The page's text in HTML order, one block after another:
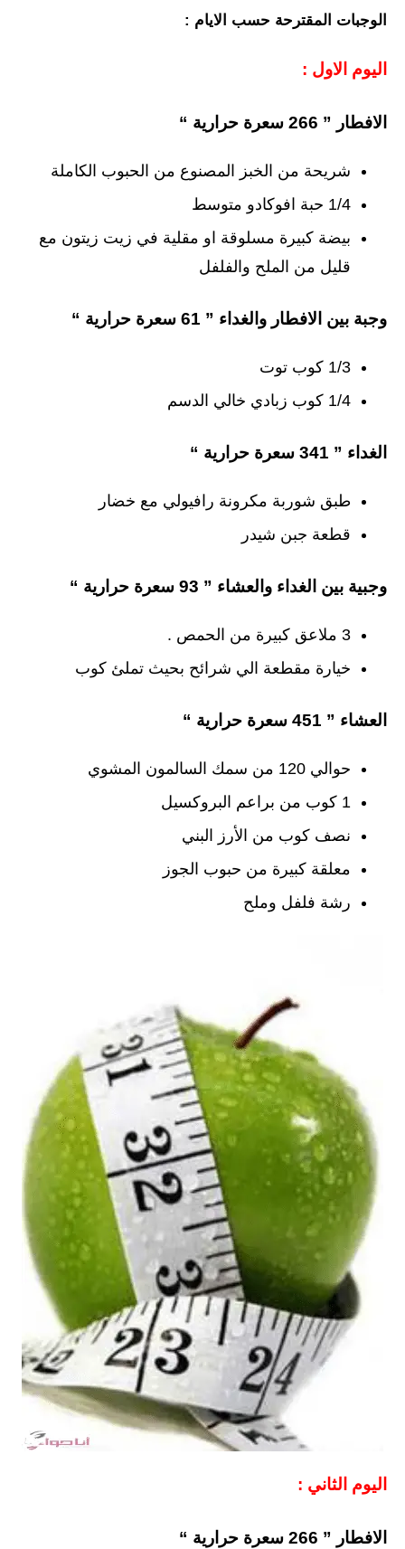
الوجبات المقترحة حسب الايام :
اليوم الاول :
الافطار ” 266 سعرة حرارية “
شريحة من الخبز المصنوع من الحبوب الكاملة
1/4 حبة افوكادو متوسط
بيضة كبيرة مسلوقة او مقلية في زيت زيتون مع
قليل من الملح والفلفل
وجبة بين الافطار والغداء ” 61 سعرة حرارية “
1/3 كوب توت
1/4 كوب زبادي خالي الدسم
الغداء ” 341 سعرة حرارية “
طبق شوربة مكرونة رافيولي مع خضار
قطعة جبن شيدر
وجبية بين الغداء والعشاء ” 93 سعرة حرارية “
3 ملاعق كبيرة من الحمص .
خيارة مقطعة الي شرائح بحيث تملئ كوب
العشاء ” 451 سعرة حرارية “
حوالي 120 من سمك السالمون المشوي
1 كوب من براعم البروكسيل
نصف كوب من الأرز البني
معلقة كبيرة من حبوب الجوز
رشة فلفل وملح
اليوم الثاني :
الافطار ” 266 سعرة حرارية “